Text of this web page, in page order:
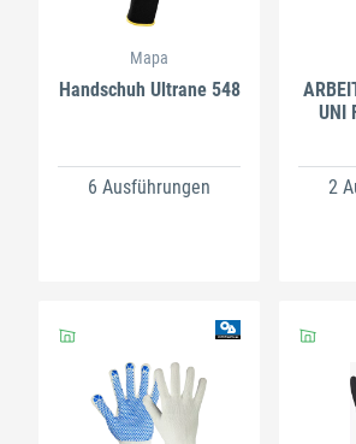
Mapa
Handschuh Ultrane 548
6 Ausführungen
UNI
2